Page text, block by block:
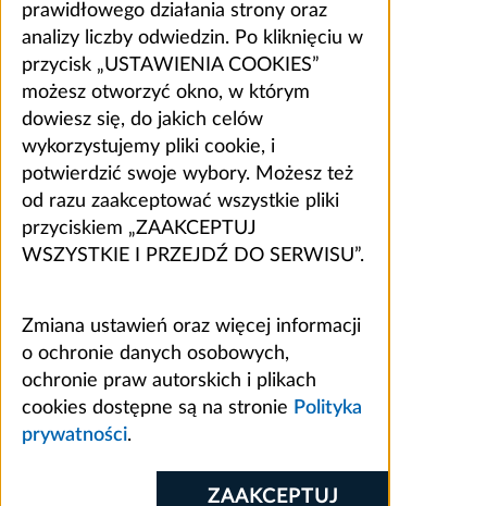
prawidłowego działania strony oraz
analizy liczby odwiedzin. Po kliknięciu w
przycisk „USTAWIENIA COOKIES”
możesz otworzyć okno, w którym
dowiesz się, do jakich celów
wykorzystujemy pliki cookie, i
potwierdzić swoje wybory. Możesz też
od razu zaakceptować wszystkie pliki
przyciskiem „ZAAKCEPTUJ
WSZYSTKIE I PRZEJDŹ DO SERWISU”.
Zmiana ustawień oraz więcej informacji
o ochronie danych osobowych,
ochronie praw autorskich i plikach
cookies dostępne są na stronie Polityka
prywatności.
ZAAKCEPTUJ